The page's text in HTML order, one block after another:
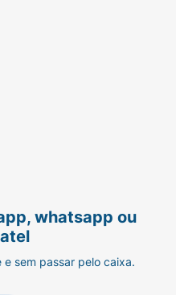
whatsapp ou
sem passar pelo caixa.